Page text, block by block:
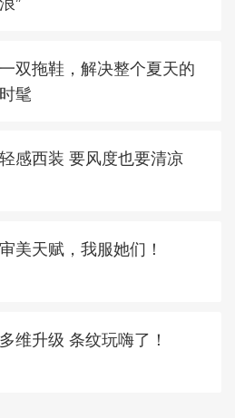
一双拖鞋，解决整个夏天的
时髦
轻感西装 要风度也要清凉
审美天赋，我服她们！
多维升级 条纹玩嗨了！